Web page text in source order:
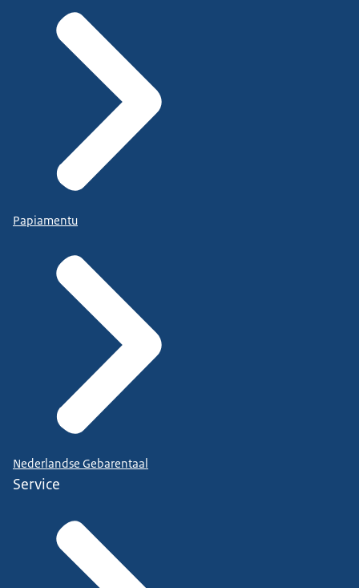
Papiamentu
Nederlandse Gebarentaal
Service